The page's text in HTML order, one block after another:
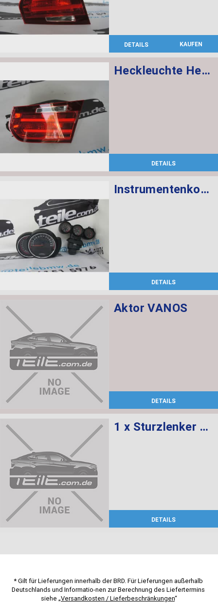
DETAILS KAUFEN
Heckleuchte Heckklappe rechts
DETAILS
Instrumentenkombination KMH Chrono Paket
DETAILS
Aktor VANOS
DETAILS
1 x Sturzlenker mit Gummilager, 1 x Abdeckung rechts
DETAILS
* Gilt für Lieferungen innerhalb der BRD. Für Lieferungen außerhalb
Deutschlands und Informatio-nen zur Berechnung des Liefertermins
siehe „Versandkosten / Lieferbeschränkungen“